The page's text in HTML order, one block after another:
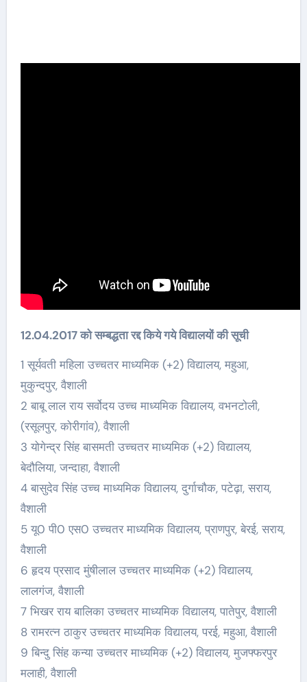
12.04.2017 को सम्बद्धता रद्द किये गये विद्यालयों की सूची
1 सूर्यवती महिला उच्चतर माध्यमिक (+2) विद्यालय, महुआ,
मुकुन्दपुर, वैशाली
2 बाबू लाल राय सर्वोदय उच्च माध्यमिक विद्यालय, वभनटोली,
(रसूलपुर, कोरीगांव), वैशाली
3 योगेन्द्र सिंह बासमती उच्चतर माध्यमिक (+2) विद्यालय,
बेदौलिया, जन्दाहा, वैशाली
4 बासुदेव सिंह उच्च माध्यमिक विद्यालय, दुर्गाचौक, पटेढ़ा, सराय,
वैशाली
5 यू0 पी0 एस0 उच्चतर माध्यमिक विद्यालय, प्राणपुर, बेरई, सराय,
वैशाली
6 हृदय प्रसाद मुंषीलाल उच्चतर माध्यमिक (+2) विद्यालय,
लालगंज, वैशाली
7 भिखर राय बालिका उच्चतर माध्यमिक विद्यालय, पातेपुर, वैशाली
8 रामरत्न ठाकुर उच्चतर माध्यमिक विद्यालय, परई, महुआ, वैशाली
9 बिन्दु सिंह कन्या उच्चतर माध्यमिक (+2) विद्यालय, मुजफ्फरपुर
मलाही, वैशाली